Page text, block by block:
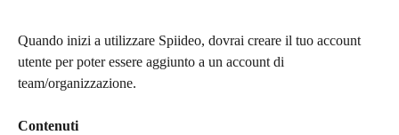
Quando inizi a utilizzare Spiideo, dovrai creare il tuo account
utente per poter essere aggiunto a un account di
team/organizzazione.
Contenuti